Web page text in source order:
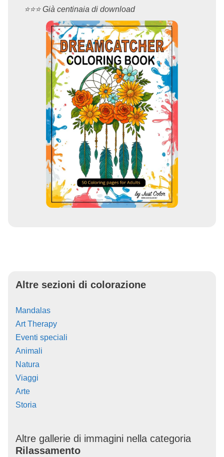
⭐️⭐️⭐️ Già centinaia di download
Altre sezioni di colorazione
Mandalas
Art Therapy
Eventi speciali
Animali
Natura
Viaggi
Arte
Storia
Altre gallerie di immagini nella categoria
Rilassamento